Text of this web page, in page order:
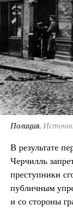
Полиция.
В результате
Черчилль
преступники
публичным
и со стороны